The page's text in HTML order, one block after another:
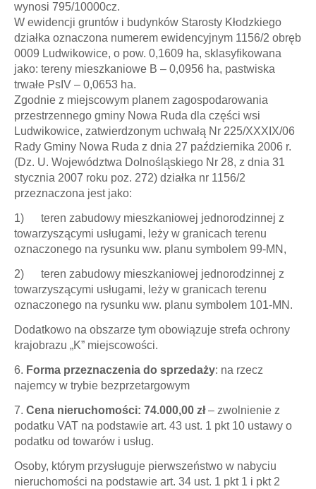
wynosi 795/10000cz.
W ewidencji gruntów i budynków Starosty Kłodzkiego
działka oznaczona numerem ewidencyjnym 1156/2 obręb
0009 Ludwikowice, o pow. 0,1609 ha, sklasyfikowana
jako: tereny mieszkaniowe B – 0,0956 ha, pastwiska
trwałe PsIV – 0,0653 ha.
Zgodnie z miejscowym planem zagospodarowania
przestrzennego gminy Nowa Ruda dla części wsi
Ludwikowice, zatwierdzonym uchwałą Nr 225/XXXIX/06
Rady Gminy Nowa Ruda z dnia 27 października 2006 r.
(Dz. U. Województwa Dolnośląskiego Nr 28, z dnia 31
stycznia 2007 roku poz. 272) działka nr 1156/2
przeznaczona jest jako:
1) teren zabudowy mieszkaniowej jednorodzinnej z
towarzyszącymi usługami, leży w granicach terenu
oznaczonego na rysunku ww. planu symbolem 99-MN,
2) teren zabudowy mieszkaniowej jednorodzinnej z
towarzyszącymi usługami, leży w granicach terenu
oznaczonego na rysunku ww. planu symbolem 101-MN.
Dodatkowo na obszarze tym obowiązuje strefa ochrony
krajobrazu „K” miejscowości.
6. Forma przeznaczenia do sprzedaży: na rzecz
najemcy w trybie bezprzetargowym
7. Cena nieruchomości: 74.000,00 zł– zwolnienie z
podatku VAT na podstawie art. 43 ust. 1 pkt 10 ustawy o
podatku od towarów i usług.
Osoby, którym przysługuje pierwszeństwo w nabyciu
nieruchomości na podstawie art. 34 ust. 1 pkt 1 i pkt 2